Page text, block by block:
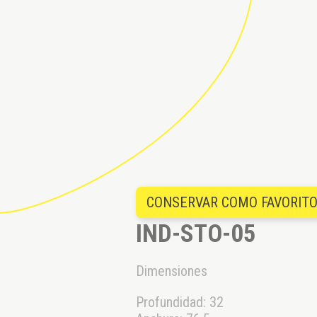
CONSERVAR COMO FAVORITO
IND-STO-05
Dimensiones
Profundidad: 32